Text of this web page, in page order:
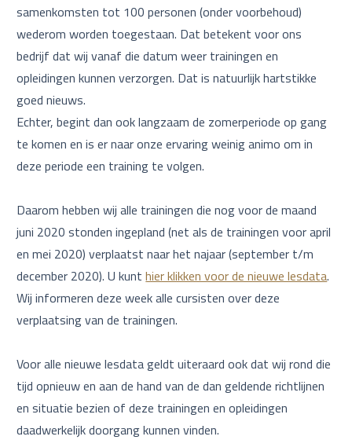
samenkomsten tot 100 personen (onder voorbehoud)
wederom worden toegestaan. Dat betekent voor ons
bedrijf dat wij vanaf die datum weer trainingen en
opleidingen kunnen verzorgen. Dat is natuurlijk hartstikke
goed nieuws.
Echter, begint dan ook langzaam de zomerperiode op gang
te komen en is er naar onze ervaring weinig animo om in
deze periode een training te volgen.
Daarom hebben wij alle trainingen die nog voor de maand
juni 2020 stonden ingepland (net als de trainingen voor april
en mei 2020) verplaatst naar het najaar (september t/m
december 2020). U kunthier klikken voor de nieuwe lesdata.
Wij informeren deze week alle cursisten over deze
verplaatsing van de trainingen.
Voor alle nieuwe lesdata geldt uiteraard ook dat wij rond die
tijd opnieuw en aan de hand van de dan geldende richtlijnen
en situatie bezien of deze trainingen en opleidingen
daadwerkelijk doorgang kunnen vinden.